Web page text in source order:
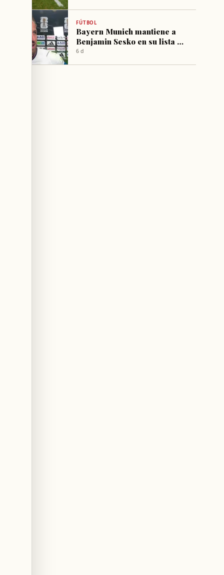
FÚTBOL
Bayern Munich mantiene a
Benjamin Sesko en su lista de
objetivos para reforzar el
6 d